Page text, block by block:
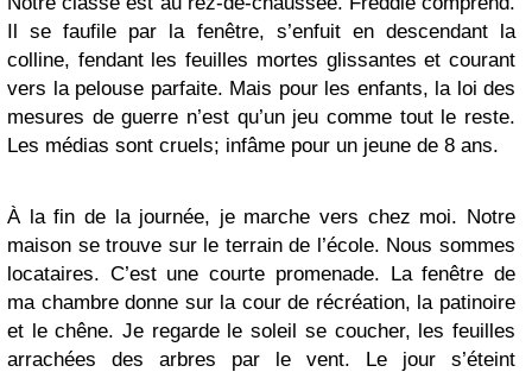
Il se faufile par la fenêtre, s’enfuit en descendant la
colline, fendant les feuilles mortes glissantes et courant
vers la pelouse parfaite. Mais pour les enfants, la loi des
mesures de guerre n’est qu’un jeu comme tout le reste.
Les médias sont cruels; infâme pour un jeune de 8 ans.
À la fin de la journée, je marche vers chez moi. Notre
maison se trouve sur le terrain de l’école. Nous sommes
locataires. C’est une courte promenade. La fenêtre de
ma chambre donne sur la cour de récréation, la patinoire
et le chêne. Je regarde le soleil se coucher, les feuilles
arrachées des arbres par le vent. Le jour s’éteint